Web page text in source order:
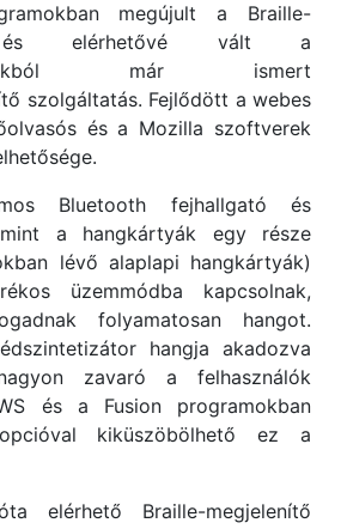
megújult a Braille-
és elérhetővé vált a
már ismert
szolgáltatás. Fejlődött a webes
és a Mozilla szoftverek
Bluetooth fejhallgató és
a hangkártyák egy része
lévő alaplapi hangkártyák)
üzemmódba kapcsolnak,
folyamatosan hangot.
hangja akadozva
zavaró a felhasználók
és a Fusion programokban
kiküszöbölhető ez a
elérhető Braille-megjelenítő